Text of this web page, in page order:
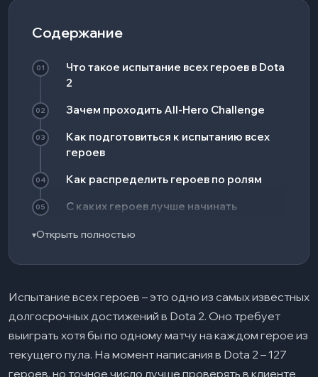
Содержание
01
Что такое испытание всех героев в Dota
2
02 Зачем проходить All-Hero Challenge
03
Как подготовиться к испытанию всех
героев
04 Как распределить героев по ролям
05
С каких героев лучше начинать
08 Заключение
▾Открыть полностью
Испытание всех героев – это одно из самых известных
долгосрочных достижений в Dota 2. Оно требует
выиграть хотя бы по одному матчу на каждом герое из
текущего пула. На момент написания в Dota 2 – 127
героев, но точное число лучше проверять в клиенте